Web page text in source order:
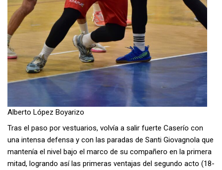
Alberto López Boyarizo
Tras el paso por vestuarios, volvía a salir fuerte Caserío con
una intensa defensa y con las paradas de Santi Giovagnola que
mantenía el nivel bajo el marco de su compañero en la primera
mitad, logrando así las primeras ventajas del segundo acto (18-